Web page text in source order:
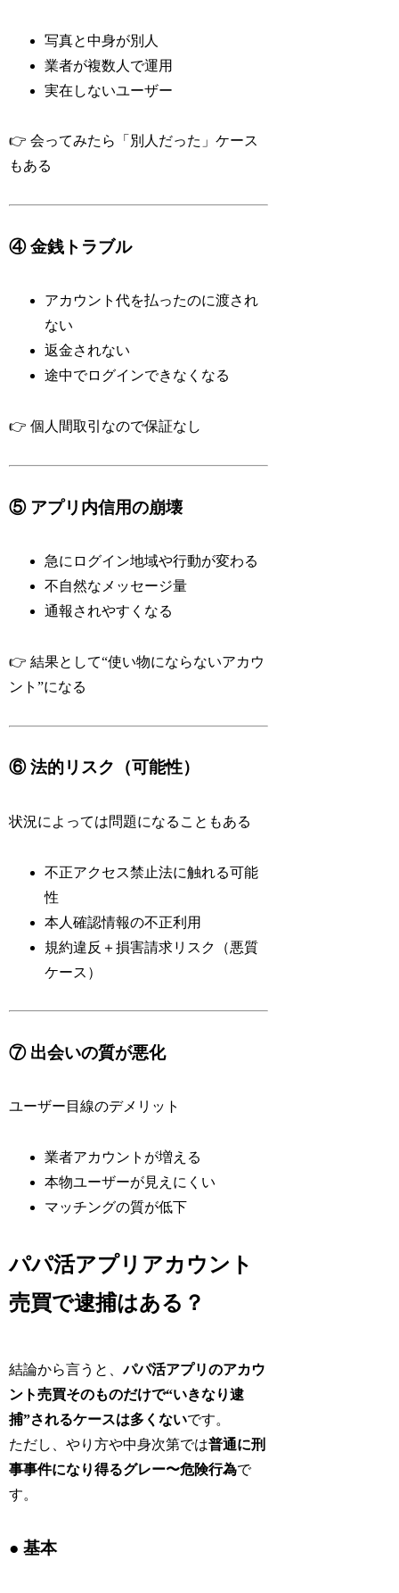
写真と中身が別人
業者が複数人で運用
実在しないユーザー
👉 会ってみたら「別人だった」ケース
もある
④ 金銭トラブル
アカウント代を払ったのに渡され
ない
返金されない
途中でログインできなくなる
👉 個人間取引なので保証なし
⑤ アプリ内信用の崩壊
急にログイン地域や行動が変わる
不自然なメッセージ量
通報されやすくなる
👉 結果として“使い物にならないアカウ
ント”になる
⑥ 法的リスク（可能性）
状況によっては問題になることもある
不正アクセス禁止法に触れる可能
性
本人確認情報の不正利用
規約違反＋損害請求リスク（悪質
ケース）
⑦ 出会いの質が悪化
ユーザー目線のデメリット
業者アカウントが増える
本物ユーザーが見えにくい
マッチングの質が低下
パパ活アプリアカウント
売買で逮捕はある？
結論から言うと、パパ活アプリのアカウ
ント売買そのものだけで“いきなり逮
捕”されるケースは多くないです。
ただし、やり方や中身次第では普通に刑
事事件になり得るグレー〜危険行為で
す。
● 基本